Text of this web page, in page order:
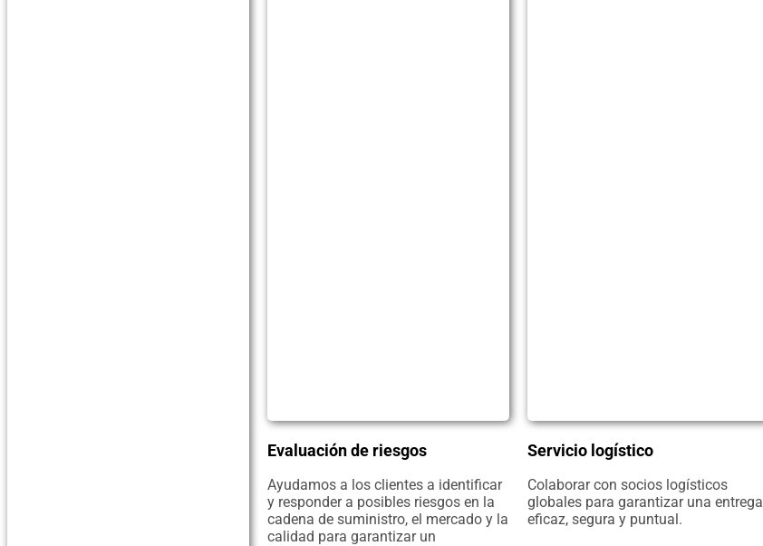
Evaluación de riesgos
Ayudamos a los clientes a identificar
y responder a posibles riesgos en la
cadena de suministro, el mercado y la
calidad para garantizar un
Servicio logístico
Colaborar con socios logísticos
globales para garantizar una entrega
eficaz, segura y puntual.